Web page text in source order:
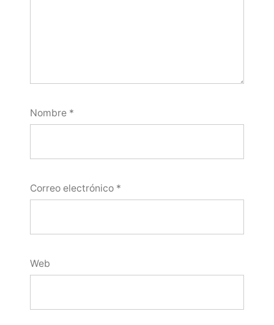
Nombre *
Correo electrónico *
Web